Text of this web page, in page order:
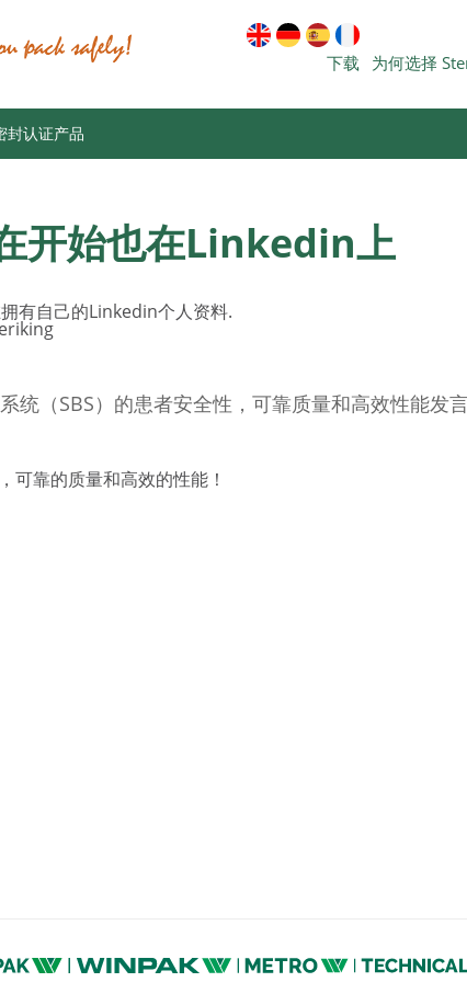
下载 为何选择
封认证产品
开始也在Linkedin上
有自己的Linkedin个人资料.
（SBS）的患者安全性，可靠质量和高效性能发
可靠的质量和高效的性能！